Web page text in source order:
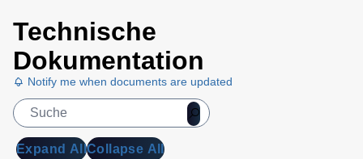
Technische
Dokumentation
Notify me when documents are updated
Expand AllCollapse All